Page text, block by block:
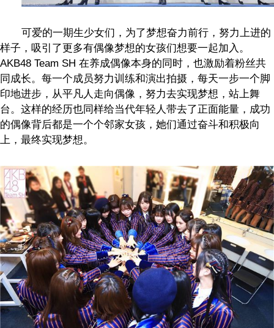
可爱的一期生少女们，为了梦想奋力前行，努力上进的
样子，吸引了更多有偶像梦想的女孩们想要一起加入。
AKB48 Team SH 在养成偶像本身的同时，也激励着粉丝共
同成长。每一个成员努力训练和演出拍摄，每天一步一个脚
印地进步，从平凡人走向偶像，努力去实现梦想，站上舞
台。这样的经历也同样给当代年轻人带去了正面能量，成功
的偶像背后都是一个个邻家女孩，她们通过奋斗和积极向
上，最终实现梦想。